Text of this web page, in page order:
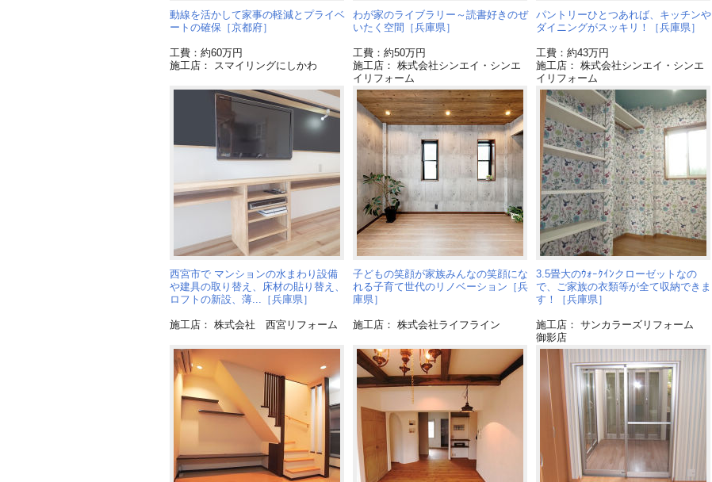
動線を活かして家事の軽減とプライベ
ートの確保［京都府］
工費：約60万円
施工店： スマイリングにしかわ
わが家のライブラリー～読書好きのぜ
いたく空間［兵庫県］
工費：約50万円
施工店： 株式会社シンエイ・シンエ
イリフォーム
パントリーひとつあれば、キッチンや
ダイニングがスッキリ！［兵庫県］
工費：約43万円
施工店： 株式会社シンエイ・シンエ
イリフォーム
西宮市で マンションの水まわり設備
や建具の取り替え、床材の貼り替え、
ロフトの新設、薄...［兵庫県］
施工店： 株式会社 西宮リフォーム
子どもの笑顔が家族みんなの笑顔にな
れる子育て世代のリノベーション［兵
庫県］
施工店： 株式会社ライフライン
3.5畳大のｳｫｰｸｲﾝクローゼットなの
で、ご家族の衣類等が全て収納できま
す！［兵庫県］
施工店： サンカラーズリフォーム
御影店